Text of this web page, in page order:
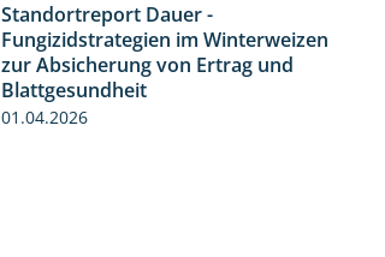
5:10
Standortreport Dauer -
Fungizidstrategien im Winterweizen
zur Absicherung von Ertrag und
Blattgesundheit
01.04.2026